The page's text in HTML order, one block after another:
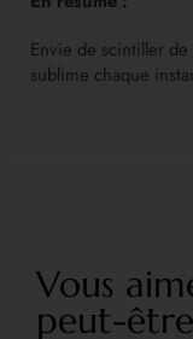
Envie de scintiller
sublime chaque
Vous
peut-être